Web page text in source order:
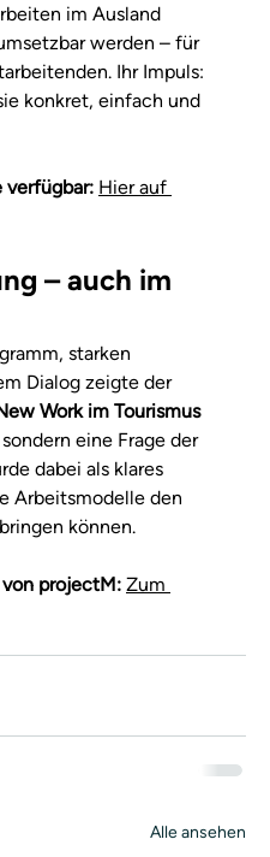
im Ausland
werden – für
Ihr Impuls:
konkret, einfach und
verfügbar: Hier auf
– auch im
starken
Dialog zeigte der
Work im Tourismus
eine Frage der
dabei als klares
Arbeitsmodelle den
können.
projectM: Zum
Alle ansehen